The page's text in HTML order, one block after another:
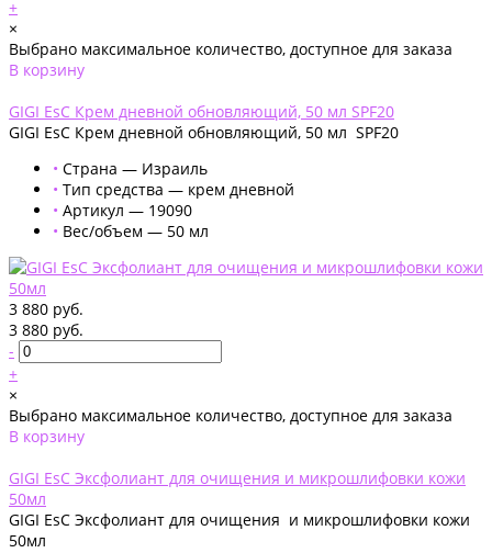
+
×
Выбрано максимальное количество, доступное для заказа
В корзину
GIGI EsC Крем дневной обновляющий, 50 мл SPF20
GIGI EsC Крем дневной обновляющий, 50 мл SPF20
• Страна — Израиль
• Тип средства — крем дневной
• Артикул — 19090
• Вес/объем — 50 мл
3 880 руб.
3 880 руб.
-
+
×
Выбрано максимальное количество, доступное для заказа
В корзину
GIGI EsC Эксфолиант для очищения и микрошлифовки кожи
50мл
GIGI EsC Эксфолиант для очищения и микрошлифовки кожи
50мл